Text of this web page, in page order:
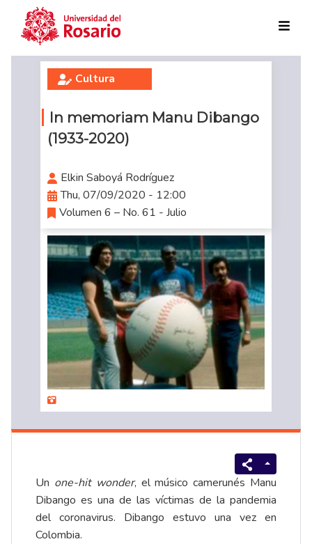
Skip to main content
Cultura
In memoriam Manu Dibango
(1933-2020)
Elkin Saboyá Rodríguez
Thu, 07/09/2020 - 12:00
Volumen 6 – No. 61 - Julio
Un one-hit wonder, el músico camerunés Manu
Dibango es una de las víctimas de la pandemia
del coronavirus. Dibango estuvo una vez en
Colombia.